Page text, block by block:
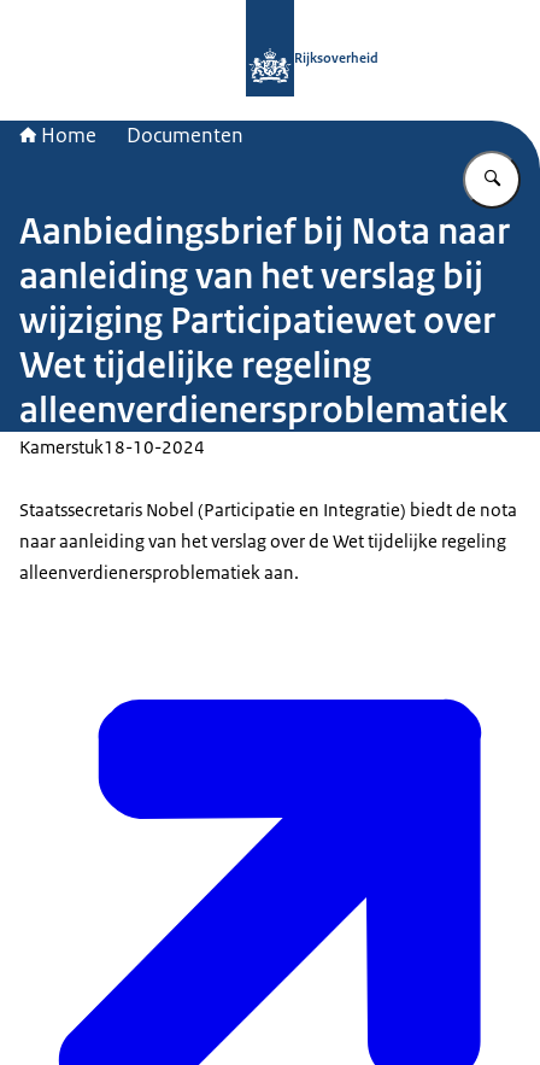
Rijksoverheid
Home Documenten
Aanbiedingsbrief bij Nota naar
aanleiding van het verslag bij
wijziging Participatiewet over
Wet tijdelijke regeling
alleenverdienersproblematiek
Kamerstuk18-10-2024
Staatssecretaris Nobel (Participatie en Integratie) biedt de nota
naar aanleiding van het verslag over de Wet tijdelijke regeling
alleenverdienersproblematiek aan.